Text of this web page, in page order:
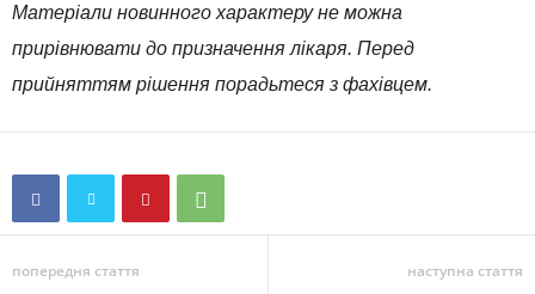
Матеріали новинного характеру не можна
прирівнювати до призначення лікаря. Перед
прийняттям рішення порадьтеся з фахівцем.
попередня стаття наступна стаття